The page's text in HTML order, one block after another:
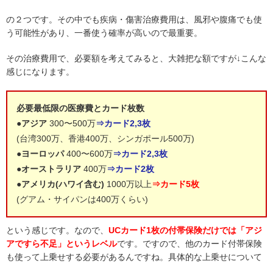
の２つです。その中でも疾病・傷害治療費用は、風邪や腹痛でも使
う可能性があり、一番使う確率が高いので最重要。
その治療費用で、必要額を考えてみると、大雑把な額ですが↓こんな
感じになります。
必要最低限の医療費とカード枚数
●アジア 300〜500万⇒カード2,3枚
(台湾300万、香港400万、シンガポール500万)
●ヨーロッパ400〜600万⇒カード2,3枚
●オーストラリア 400万⇒カード2枚
●アメリカ(ハワイ含む) 1000万以上⇒カード5枚
(グアム・サイパンは400万くらい)
という感じです。なので、 UCカード1枚の付帯保険だけでは「アジ
アですら不足」というレベルです。ですので、他のカード付帯保険
も使って上乗せする必要があるんですね。具体的な上乗せについて